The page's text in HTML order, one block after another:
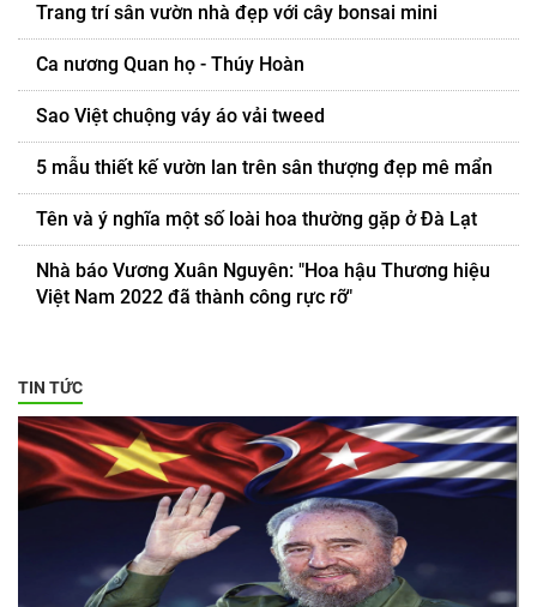
Trang trí sân vườn nhà đẹp với cây bonsai mini
Ca nương Quan họ - Thúy Hoàn
Sao Việt chuộng váy áo vải tweed
5 mẫu thiết kế vườn lan trên sân thượng đẹp mê mẩn
Tên và ý nghĩa một số loài hoa thường gặp ở Đà Lạt
Nhà báo Vương Xuân Nguyên: "Hoa hậu Thương hiệu
Việt Nam 2022 đã thành công rực rỡ"
TIN TỨC